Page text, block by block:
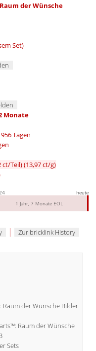
der Wünsche
Set)
Monate
Tagen
ct/Teil)(13,97 ct/g)
heute
1 Jahr, 7 Monate EOL
| Zur bricklink History
Raum der Wünsche Bilder
Raum der Wünsche
Sets